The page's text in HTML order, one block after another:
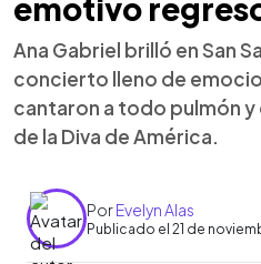
emotivo
Ana Gabriel brilló en San
concierto lleno de
cantaron a todo pulmón
de la Diva de América.
PorEvelyn Alas
Publicado el 21 de